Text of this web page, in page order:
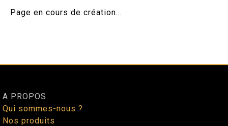
Page en cours de création...
A PROPOS
Qui sommes-nous ?
Nos produits